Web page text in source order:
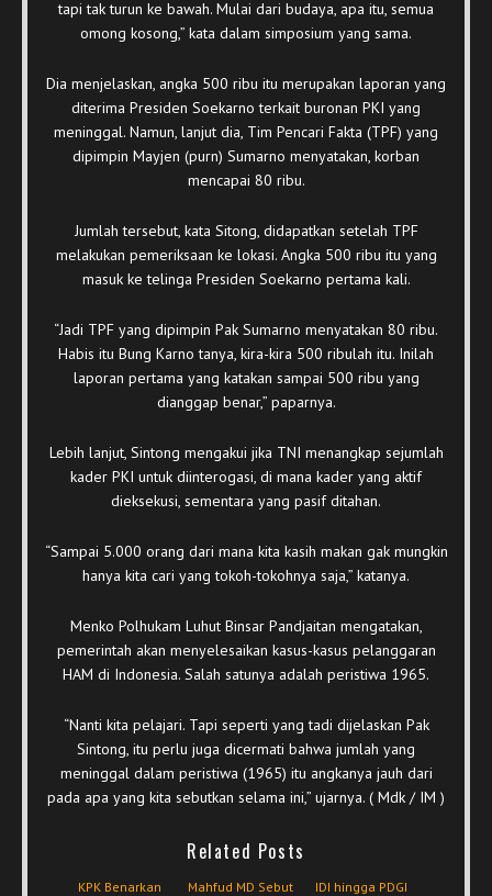
tapi tak turun ke bawah. Mulai dari budaya, apa itu, semua
omong kosong,” kata dalam simposium yang sama.
Dia menjelaskan, angka 500 ribu itu merupakan laporan yang
diterima Presiden Soekarno terkait buronan PKI yang
meninggal. Namun, lanjut dia, Tim Pencari Fakta (TPF) yang
dipimpin Mayjen (purn) Sumarno menyatakan, korban
mencapai 80 ribu.
Jumlah tersebut, kata Sitong, didapatkan setelah TPF
melakukan pemeriksaan ke lokasi. Angka 500 ribu itu yang
masuk ke telinga Presiden Soekarno pertama kali.
“Jadi TPF yang dipimpin Pak Sumarno menyatakan 80 ribu.
Habis itu Bung Karno tanya, kira-kira 500 ribulah itu. Inilah
laporan pertama yang katakan sampai 500 ribu yang
dianggap benar,” paparnya.
Lebih lanjut, Sintong mengakui jika TNI menangkap sejumlah
kader PKI untuk diinterogasi, di mana kader yang aktif
dieksekusi, sementara yang pasif ditahan.
“Sampai 5.000 orang dari mana kita kasih makan gak mungkin
hanya kita cari yang tokoh-tokohnya saja,” katanya.
Menko Polhukam Luhut Binsar Pandjaitan mengatakan,
pemerintah akan menyelesaikan kasus-kasus pelanggaran
HAM di Indonesia. Salah satunya adalah peristiwa 1965.
“Nanti kita pelajari. Tapi seperti yang tadi dijelaskan Pak
Sintong, itu perlu juga dicermati bahwa jumlah yang
meninggal dalam peristiwa (1965) itu angkanya jauh dari
pada apa yang kita sebutkan selama ini,” ujarnya. ( Mdk / IM )
Related Posts
KPK Benarkan
Mahfud MD Sebut
IDI hingga PDGI